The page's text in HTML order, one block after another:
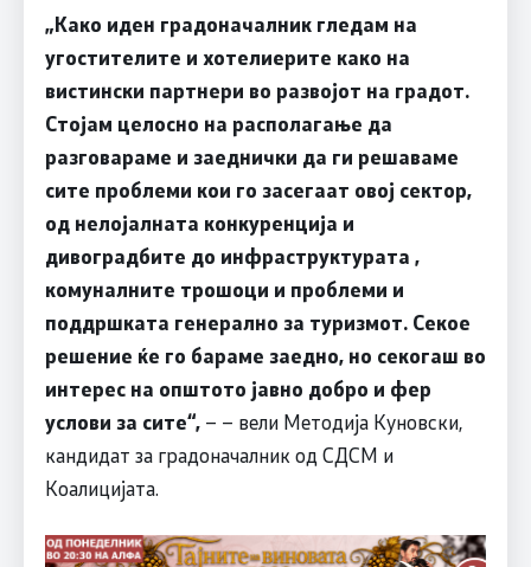
„Како иден градоначалник гледам на
угостителите и хотелиерите како на
вистински партнери во развојот на градот.
Стојам целосно на располагање да
разговараме и заеднички да ги решаваме
сите проблеми кои го засегаат овој сектор,
од нелојалната конкуренција и
дивоградбите до инфраструктурата ,
комуналните трошоци и проблеми и
поддршката генерално за туризмот. Секое
решение ќе го бараме заедно, но секогаш во
интерес на општото јавно добро и фер
услови за сите“,– – вели Методија Куновски,
кандидат за градоначалник од СДСМ и
Коалицијата.